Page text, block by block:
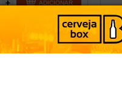
+ ADICIONAR
CONHEÇA O CLUBE